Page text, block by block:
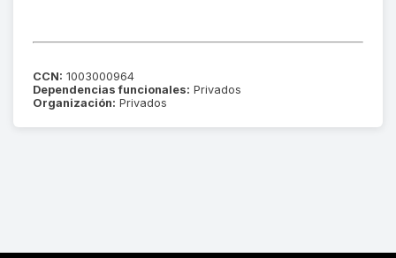
CCN: 1003000964
Dependencias funcionales: Privados
Organización: Privados